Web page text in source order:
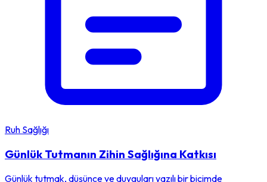
Ruh Sağlığı
Günlük Tutmanın Zihin Sağlığına Katkısı
Günlük tutmak, düşünce ve duyguları yazılı bir biçimde